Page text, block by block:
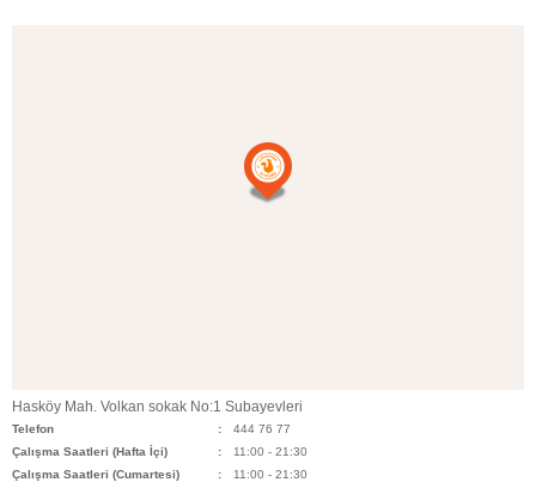
Hasköy Mah. Volkan sokak No:1 Subayevleri
Telefon
444 76 77
Çalışma Saatleri (Hafta İçi)
11:00 - 21:30
Çalışma Saatleri (Cumartesi)
11:00 - 21:30